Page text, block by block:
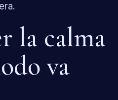
la calma
va